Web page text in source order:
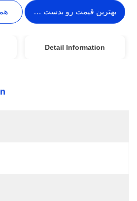
بهترین قیمت رو بدست بیار
Detail Information